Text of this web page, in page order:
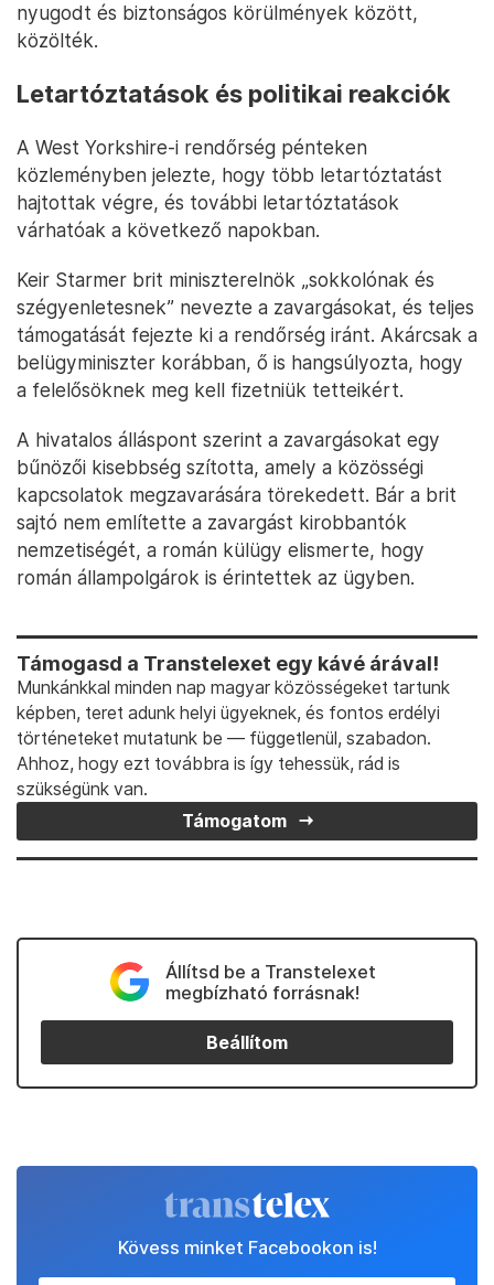
nyugodt és biztonságos körülmények között,
közölték.
Letartóztatások és politikai reakciók
A West Yorkshire-i rendőrség pénteken
közleményben jelezte, hogy több letartóztatást
hajtottak végre, és további letartóztatások
várhatóak a következő napokban.
Keir Starmer brit miniszterelnök „sokkolónak és
szégyenletesnek” nevezte a zavargásokat, és teljes
támogatását fejezte ki a rendőrség iránt. Akárcsak a
belügyminiszter korábban, ő is hangsúlyozta, hogy
a felelősöknek meg kell fizetniük tetteikért.
A hivatalos álláspont szerint a zavargásokat egy
bűnözői kisebbség szította, amely a közösségi
kapcsolatok megzavarására törekedett. Bár a brit
sajtó nem említette a zavargást kirobbantók
nemzetiségét, a román külügy elismerte, hogy
román állampolgárok is érintettek az ügyben.
Támogasd a Transtelexet egy kávé árával!
Munkánkkal minden nap magyar közösségeket tartunk
képben, teret adunk helyi ügyeknek, és fontos erdélyi
történeteket mutatunk be — függetlenül, szabadon.
Ahhoz, hogy ezt továbbra is így tehessük, rád is
szükségünk van.
Támogatom
Állítsd be a Transtelexet
megbízható forrásnak!
Beállítom
Kövess minket Facebookon is!